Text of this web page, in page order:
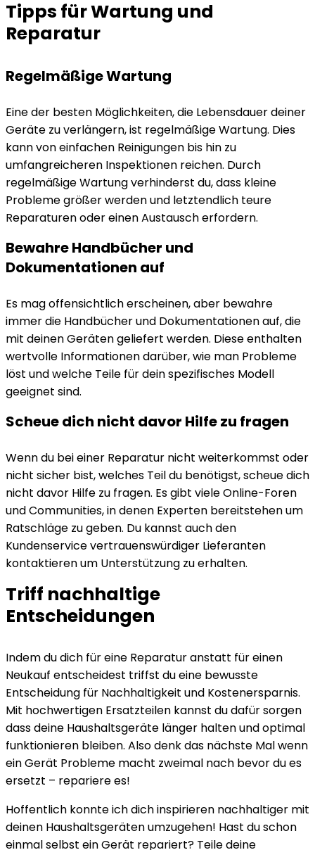
Tipps für Wartung und
Reparatur
Regelmäßige Wartung
Eine der besten Möglichkeiten, die Lebensdauer deiner
Geräte zu verlängern, ist regelmäßige Wartung. Dies
kann von einfachen Reinigungen bis hin zu
umfangreicheren Inspektionen reichen. Durch
regelmäßige Wartung verhinderst du, dass kleine
Probleme größer werden und letztendlich teure
Reparaturen oder einen Austausch erfordern.
Bewahre Handbücher und
Dokumentationen auf
Es mag offensichtlich erscheinen, aber bewahre
immer die Handbücher und Dokumentationen auf, die
mit deinen Geräten geliefert werden. Diese enthalten
wertvolle Informationen darüber, wie man Probleme
löst und welche Teile für dein spezifisches Modell
geeignet sind.
Scheue dich nicht davor Hilfe zu fragen
Wenn du bei einer Reparatur nicht weiterkommst oder
nicht sicher bist, welches Teil du benötigst, scheue dich
nicht davor Hilfe zu fragen. Es gibt viele Online-Foren
und Communities, in denen Experten bereitstehen um
Ratschläge zu geben. Du kannst auch den
Kundenservice vertrauenswürdiger Lieferanten
kontaktieren um Unterstützung zu erhalten.
Triff nachhaltige
Entscheidungen
Indem du dich für eine Reparatur anstatt für einen
Neukauf entscheidest triffst du eine bewusste
Entscheidung für Nachhaltigkeit und Kostenersparnis.
Mit hochwertigen Ersatzteilen kannst du dafür sorgen
dass deine Haushaltsgeräte länger halten und optimal
funktionieren bleiben. Also denk das nächste Mal wenn
ein Gerät Probleme macht zweimal nach bevor du es
ersetzt – repariere es!
Hoffentlich konnte ich dich inspirieren nachhaltiger mit
deinen Haushaltsgeräten umzugehen! Hast du schon
einmal selbst ein Gerät repariert? Teile deine